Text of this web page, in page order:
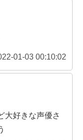
01-03 00:10:02
大好きな声優さ